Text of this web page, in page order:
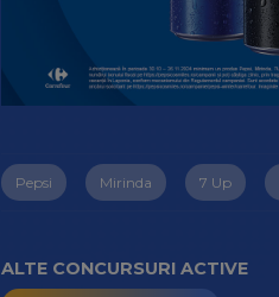
Pepsi Mirinda 7 Up
ALTE CONCURSURI ACTIVE